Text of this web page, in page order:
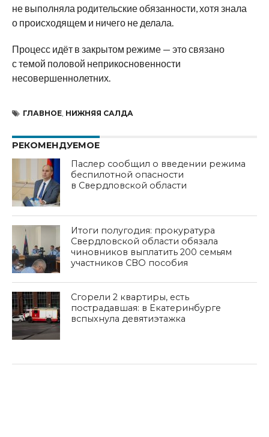
не выполняла родительские обязанности, хотя знала
о происходящем и ничего не делала.
Процесс идёт в закрытом режиме — это связано
с темой половой неприкосновенности
несовершеннолетних.
ГЛАВНОЕ, НИЖНЯЯ САЛДА
РЕКОМЕНДУЕМОЕ
Паслер сообщил о введении режима
беспилотной опасности
в Свердловской области
Итоги полугодия: прокуратура
Свердловской области обязала
чиновников выплатить 200 семьям
участников СВО пособия
Сгорели 2 квартиры, есть
пострадавшая: в Екатеринбурге
вспыхнула девятиэтажка